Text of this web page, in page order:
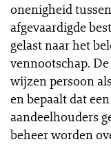
onenigheid
afgevaardigde
gelast naar het
vennootschap.
wijzen persoon
en bepaalt dat
aandeelhouders
beheer worden